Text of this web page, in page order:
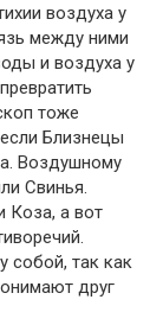
воздуха у
между ними
и воздуха у
тоже
Близнецы
Воздушному
Свинья.
Коза, а вот
собой, так как
друг